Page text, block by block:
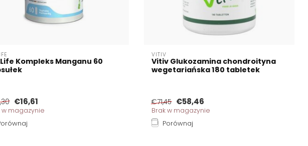
Kompleks Manganu 60
€16,61
w magazynie
VITIV
Vitiv Glukozamina chondroityna
wegetariańska 180 tabletek
€71,45 €58,46
Brak w magazynie
Porównaj